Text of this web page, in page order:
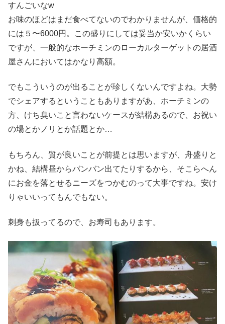
すんごいなw
お味のほどはまだ食べてないのでわかりませんが、価格的
には５〜6000円。この盛りにしては妥当か安いかくらい
ですが、一般的なホーチミンのローカルターゲットの居酒
屋さんにおいてはかなり高額。
でもこういうのが出ることが珍しくないんですよね。大勢
でシェアするということもありますがあ、ホーチミンの
方、けち臭いこと言わないケースが結構あるので、お祝い
の場とかノリとか話題とか…
もちろん、質が良いことが前提とは思いますが、舟盛りと
かね、結構昼からバンバン出てたりするから、そこらへん
にお金を落とせるニーズをつかむのって大事ですね。安け
りゃいいってもんでもない。
刺身も扱ってるので、お寿司もあります。